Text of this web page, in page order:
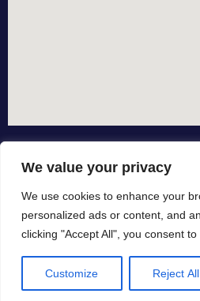
We value your privacy
We use cookies to enhance your
personalized ads or content, and
clicking "Accept All", you consent to
Customize Reject All
© All rights
in collaborazione con